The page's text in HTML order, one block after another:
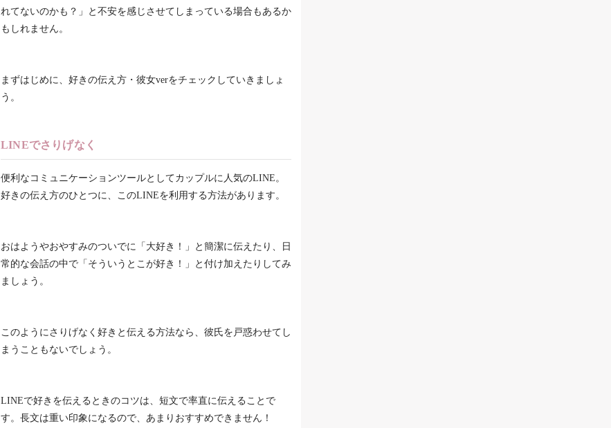
れてないのかも？」と不安を感じさせてしまっている場合もあるか
もしれません。
まずはじめに、好きの伝え方・彼女verをチェックしていきましょ
う。
LINEでさりげなく
便利なコミュニケーションツールとしてカップルに人気のLINE。
好きの伝え方のひとつに、このLINEを利用する方法があります。
おはようやおやすみのついでに「大好き！」と簡潔に伝えたり、日
常的な会話の中で「そういうとこが好き！」と付け加えたりしてみ
ましょう。
このようにさりげなく好きと伝える方法なら、彼氏を戸惑わせてし
まうこともないでしょう。
LINEで好きを伝えるときのコツは、短文で率直に伝えることで
す。長文は重い印象になるので、あまりおすすめできません！